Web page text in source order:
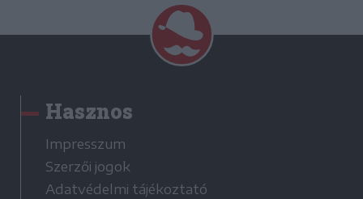
Hasznos
Impresszum
Szerzői jogok
Adatvédelmi tájékoztató